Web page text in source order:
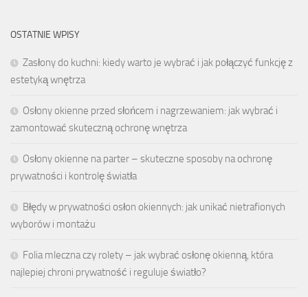
OSTATNIE WPISY
Zasłony do kuchni: kiedy warto je wybrać i jak połączyć funkcję z
estetyką wnętrza
Osłony okienne przed słońcem i nagrzewaniem: jak wybrać i
zamontować skuteczną ochronę wnętrza
Osłony okienne na parter – skuteczne sposoby na ochronę
prywatności i kontrolę światła
Błędy w prywatności osłon okiennych: jak unikać nietrafionych
wyborów i montażu
Folia mleczna czy rolety – jak wybrać osłonę okienną, która
najlepiej chroni prywatność i reguluje światło?